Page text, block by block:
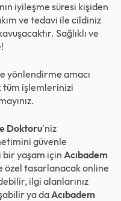
iyileşme süresi kişiden
ve tedavi ile cildiniz
Sağlıklı ve
yönlendirme amacı
tüm işlemlerinizi
Doktoru'niz
güvenle
bir yaşam için Acıbadem
özel tasarlanacak online
ilgi alanlarınız
ya daAcıbadem